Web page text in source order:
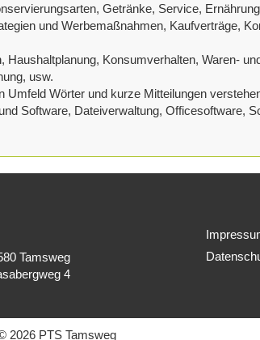
Getränke, Service,
und Werbemaßnahmen, Kaufverträge,
Konsumverhalten, Waren-
usw.
Wörter und kurze Mitteilungen
Software, Dateiverwaltung, Officesoftware,
Tamsweg
4
2026 PTS Tamsweg